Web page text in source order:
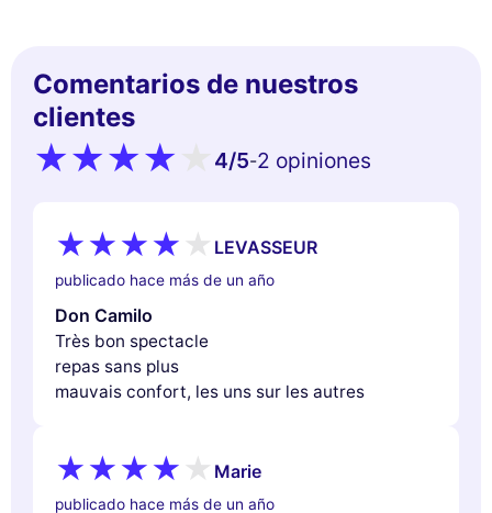
Comentarios de nuestros
clientes
4/5-2 opiniones
LEVASSEUR
publicado hace más de un año
Don Camilo
Très bon spectacle
repas sans plus
mauvais confort, les uns sur les autres
Marie
publicado hace más de un año